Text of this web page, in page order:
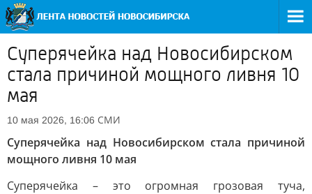
Суперячейка над Новосибирском
стала причиной мощного ливня 10
мая
10 мая 2026, 16:06 СМИ
Суперячейка над Новосибирском стала причиной
мощного ливня 10 мая
Суперячейка – это огромная грозовая туча,